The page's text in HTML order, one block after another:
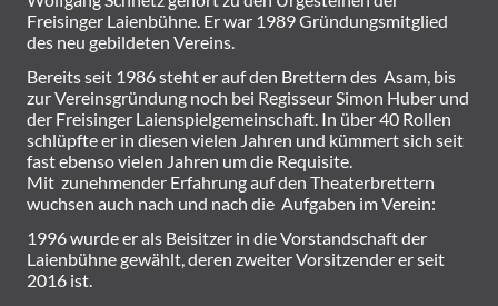
Freisinger Laienbühne. Er war 1989 Gründungsmitglied
des neu gebildeten Vereins.
Bereits seit 1986 steht er auf den Brettern des Asam, bis
zur Vereinsgründung noch bei Regisseur Simon Huber und
der Freisinger Laienspielgemeinschaft. In über 40 Rollen
schlüpfte er in diesen vielen Jahren und kümmert sich seit
fast ebenso vielen Jahren um die Requisite.
Mit zunehmender Erfahrung auf den Theaterbrettern
wuchsen auch nach und nach die Aufgaben im Verein:
1996 wurde er als Beisitzer in die Vorstandschaft der
Laienbühne gewählt, deren zweiter Vorsitzender er seit
2016 ist.